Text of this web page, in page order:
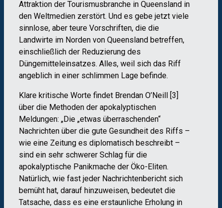
Attraktion der Tourismusbranche in Queensland in
den Weltmedien zerstört. Und es gebe jetzt viele
sinnlose, aber teure Vorschriften, die die
Landwirte im Norden von Queensland betreffen,
einschließlich der Reduzierung des
Düngemitteleinsatzes. Alles, weil sich das Riff
angeblich in einer schlimmen Lage befinde.
Klare kritische Worte findet Brendan O’Neill [3]
über die Methoden der apokalyptischen
Meldungen: „Die „etwas überraschenden“
Nachrichten über die gute Gesundheit des Riffs –
wie eine Zeitung es diplomatisch beschreibt –
sind ein sehr schwerer Schlag für die
apokalyptische Panikmache der Öko-Eliten.
Natürlich, wie fast jeder Nachrichtenbericht sich
bemüht hat, darauf hinzuweisen, bedeutet die
Tatsache, dass es eine erstaunliche Erholung in